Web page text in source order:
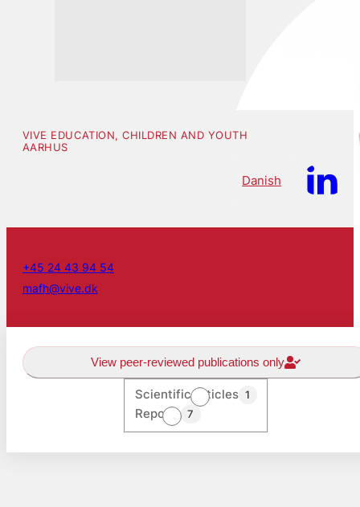
VIVE EDUCATION, CHILDREN AND YOUTH
AARHUS
Danish
+45 24 43 94 54
mafh@vive.dk
Scientific articles 1
Reports 7
View peer-reviewed publications only